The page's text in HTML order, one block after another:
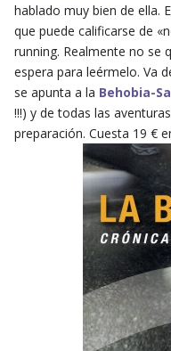
hablado muy bien de ella.
que puede calificarse de
running. Realmente no se
espera para leérmelo. Va
se apunta a la Behobia-
!!!) y de todas las
preparación. Cuesta 19 €